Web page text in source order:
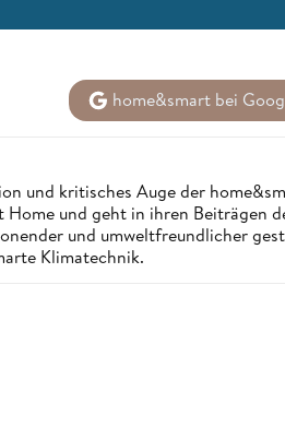
home&smart bei
und kritisches Auge der
und geht in ihren Beiträgen
und umweltfreundlicher
Klimatechnik.